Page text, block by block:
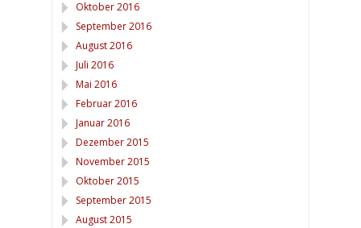
Oktober 2016
September 2016
August 2016
Juli 2016
Mai 2016
Februar 2016
Januar 2016
Dezember 2015
November 2015
Oktober 2015
September 2015
August 2015